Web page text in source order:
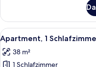
anzeigen
de
dormitorios
Vista
Piscina
(5
Alle
Fotos
für
9
Apartment, 1
38 m²
1 Schlafzimmer